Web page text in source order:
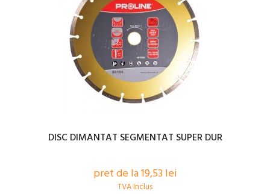
DISC DIMANTAT SEGMENTAT SUPER DUR
pret de la 19,53 lei
TVA Inclus